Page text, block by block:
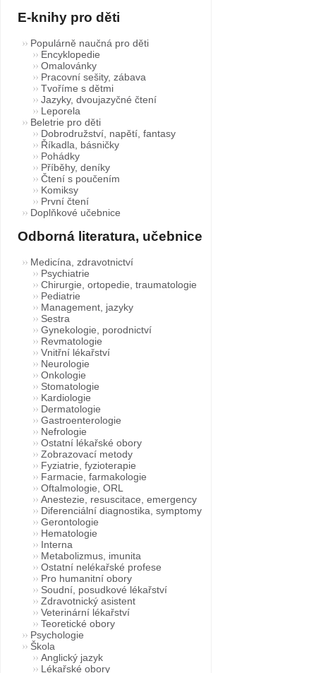
E-knihy pro děti
Populárně naučná pro děti
Encyklopedie
Omalovánky
Pracovní sešity, zábava
Tvoříme s dětmi
Jazyky, dvoujazyčné čtení
Leporela
Beletrie pro děti
Dobrodružství, napětí, fantasy
Říkadla, básničky
Pohádky
Příběhy, deníky
Čtení s poučením
Komiksy
První čtení
Doplňkové učebnice
Odborná literatura, učebnice
Medicína, zdravotnictví
Psychiatrie
Chirurgie, ortopedie, traumatologie
Pediatrie
Management, jazyky
Sestra
Gynekologie, porodnictví
Revmatologie
Vnitřní lékařství
Neurologie
Onkologie
Stomatologie
Kardiologie
Dermatologie
Gastroenterologie
Nefrologie
Ostatní lékařské obory
Zobrazovací metody
Fyziatrie, fyzioterapie
Farmacie, farmakologie
Oftalmologie, ORL
Anestezie, resuscitace, emergency
Diferenciální diagnostika, symptomy
Gerontologie
Hematologie
Interna
Metabolizmus, imunita
Ostatní nelékařské profese
Pro humanitní obory
Soudní, posudkové lékařství
Zdravotnický asistent
Veterinární lékařství
Teoretické obory
Psychologie
Škola
Anglický jazyk
Lékařské obory